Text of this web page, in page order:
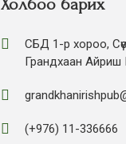
Холбоо барих
СБД 1-р хороо,
Грандхаан Айриш
(+976) 11-336666